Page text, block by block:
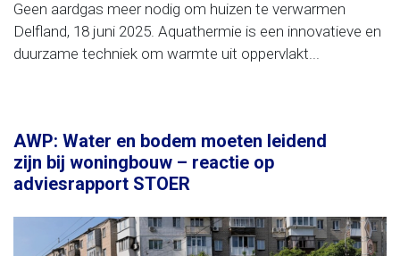
Geen aardgas meer nodig om huizen te verwarmen
Delfland, 18 juni 2025. Aquathermie is een innovatieve en
duurzame techniek om warmte uit oppervlakt...
AWP: Water en bodem moeten leidend
zijn bij woningbouw – reactie op
adviesrapport STOER